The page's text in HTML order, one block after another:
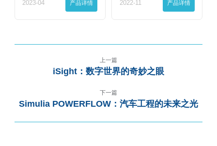
2023-04 产品详情 2022-11 产品详情
上一篇
iSight：数字世界的奇妙之眼
下一篇
Simulia POWERFLOW：汽车工程的未来之光